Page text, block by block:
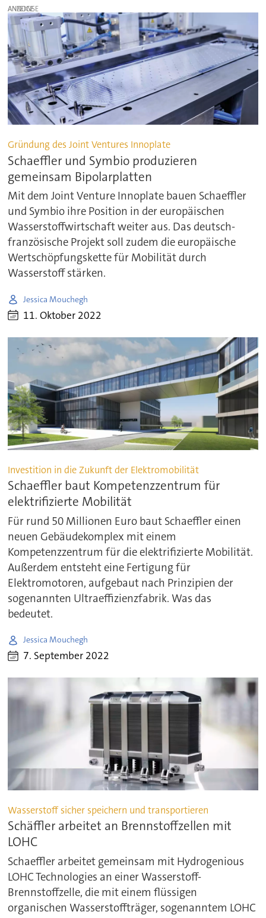
ANZEIGE
Gründung des Joint Ventures Innoplate
Schaeffler und Symbio produzieren
gemeinsam Bipolarplatten
Mit dem Joint Venture Innoplate bauen Schaeffler
und Symbio ihre Position in der europäischen
Wasserstoffwirtschaft weiter aus. Das deutsch-
französische Projekt soll zudem die europäische
Wertschöpfungskette für Mobilität durch
Wasserstoff stärken.
Jessica Mouchegh
11. Oktober 2022
Investition in die Zukunft der Elektromobilität
Schaeffler baut Kompetenzzentrum für
elektrifizierte Mobilität
Für rund 50 Millionen Euro baut Schaeffler einen
neuen Gebäudekomplex mit einem
Kompetenzzentrum für die elektrifizierte Mobilität.
Außerdem entsteht eine Fertigung für
Elektromotoren, aufgebaut nach Prinzipien der
sogenannten Ultraeffizienzfabrik. Was das
bedeutet.
Jessica Mouchegh
7. September 2022
Wasserstoff sicher speichern und transportieren
Schäffler arbeitet an Brennstoffzellen mit
LOHC
Schaeffler arbeitet gemeinsam mit Hydrogenious
LOHC Technologies an einer Wasserstoff-
Brennstoffzelle, die mit einem flüssigen
organischen Wasserstoffträger, sogenanntem LOHC